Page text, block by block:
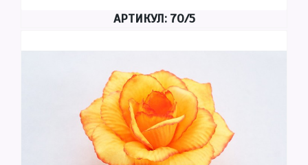
АРТИКУЛ: 70/5